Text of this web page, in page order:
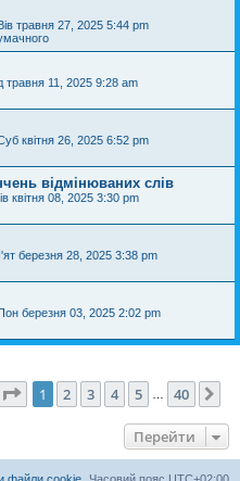
травня 27, 2025 5:44 pm
травня 11, 2025 9:28 am
квітня 26, 2025 6:52 pm
відмінюваних слів
квітня 08, 2025 3:30 pm
березня 28, 2025 3:38 pm
березня 03, 2025 2:02 pm
Сторінка 1 40
1 2 3 4 5 40
Перейти
Часовий пояс UTC+02:00
файли cookie